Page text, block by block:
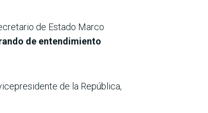
de Estado Marco
de entendimiento
de la República,